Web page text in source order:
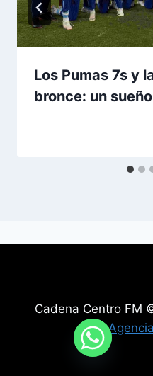
Los Pumas 7s y
bronce: un
Cadena Centro FM